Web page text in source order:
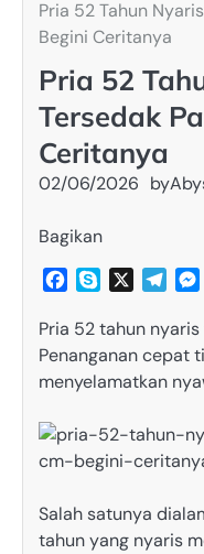
Pria 52 Tahun
Begini Ceritanya
Pria 52
Tersedak
Ceritanya
02/06/2026 by
Bagikan
Facebook
Skype
Pria 52 tahun
Penanganan cepat
menyelamatkan
Salah satunya
tahun yang nyaris